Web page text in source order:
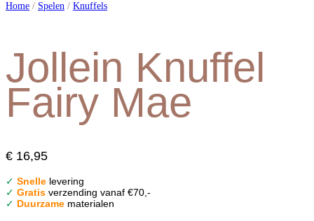
Home / Spelen / Knuffels
Jollein Knuffel
Fairy Mae
€ 16,95
✓ Snelle levering
✓ Gratis verzending vanaf €70,-
✓ Duurzame materialen